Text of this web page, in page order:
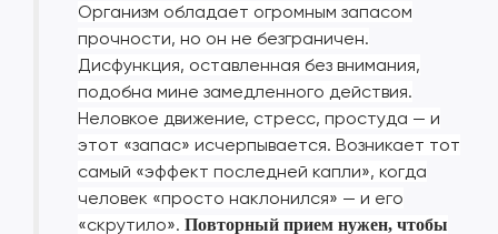
Организм обладает огромным запасом
прочности, но он не безграничен.
Дисфункция, оставленная без внимания,
подобна мине замедленного действия.
Неловкое движение, стресс, простуда — и
этот «запас» исчерпывается. Возникает тот
самый «эффект последней капли», когда
человек «просто наклонился» — и его
«скрутило». Повторный прием нужен, чтобы